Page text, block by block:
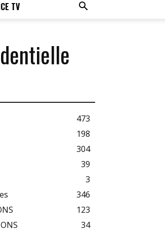
TV
473
198
304
39
3
346
123
34